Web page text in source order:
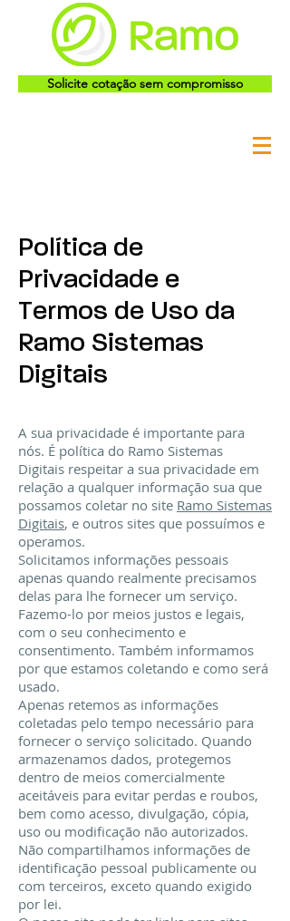
Solicite cotação sem compromisso
Política de
Privacidade e
Termos de Uso da
Ramo Sistemas
Digitais
A sua privacidade é importante para
nós. É política do Ramo Sistemas
Digitais respeitar a sua privacidade em
relação a qualquer informação sua que
possamos coletar no site Ramo Sistemas
Digitais, e outros sites que possuímos e
operamos.
Solicitamos informações pessoais
apenas quando realmente precisamos
delas para lhe fornecer um serviço.
Fazemo-lo por meios justos e legais,
com o seu conhecimento e
consentimento. Também informamos
por que estamos coletando e como será
usado.
Apenas retemos as informações
coletadas pelo tempo necessário para
fornecer o serviço solicitado. Quando
armazenamos dados, protegemos
dentro de meios comercialmente
aceitáveis ​​para evitar perdas e roubos,
bem como acesso, divulgação, cópia,
uso ou modificação não autorizados.
Não compartilhamos informações de
identificação pessoal publicamente ou
com terceiros, exceto quando exigido
por lei.